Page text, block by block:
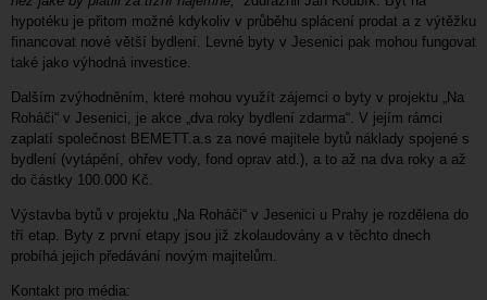
hypotéku je přitom možné kdykoliv v průběhu splácení prodat a z výtěžku
financovat nové větší bydlení. Levné byty v Jesenici pak mohou fungovat
také jako výhodná investice.
Dalším zvýhodněním, které mohou využít zájemci o byty v projektu „Na
Roháči“ v Jesenici, je akce „dva roky bydlení zdarma“. V jejím rámci
zaplatí společnost BEMETT.a.s za nové majitele bytů náklady spojené s
bydlení (vytápění, ohřev vody, fond oprav atd.), a to až na dva roky a až
do částky 100.000 Kč.
Výstavba bytů v projektu „Na Roháči“ v Jesenici u Prahy je rozdělena do
tří etap. Byty z první etapy jsou již zkolaudovány a v těchto dnech
probíhá jejich předávání novým majitelům.
Kontakt pro média: